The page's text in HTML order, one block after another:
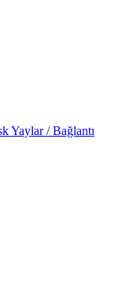
Yaylar / Bağlantı